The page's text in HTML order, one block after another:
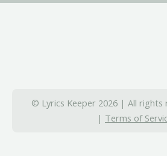
© Lyrics Keeper 2026 | All rights
| Terms of